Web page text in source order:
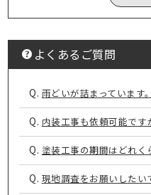
よくあるご質問
Q. 雨どいが詰まっています
Q. 内装工事も依頼可能です
Q. 塗装工事の期間はどれく
Q. 現地調査をお願いしたい